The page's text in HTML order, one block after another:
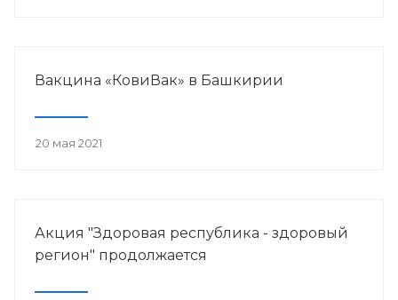
Вакцина «КовиВак» в Башкирии
20 мая 2021
Акция "Здоровая республика - здоровый
регион" продолжается